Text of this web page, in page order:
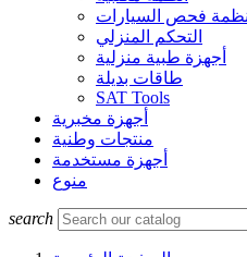
أنظمة فحص السيارات
التحكم المنزلي
أجهزة طبية منزلية
طاقات بديلة
SAT Tools
أجهزة مخبرية
منتجات وطنية
أجهزة مستخدمة
منوع
search